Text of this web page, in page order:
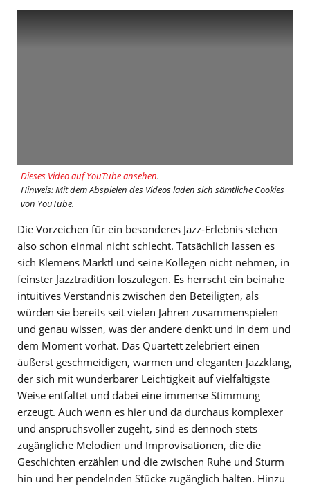
Dieses Video auf YouTube ansehen.
Hinweis: Mit dem Abspielen des Videos laden sich sämtliche Cookies
von YouTube.
Die Vorzeichen für ein besonderes Jazz-Erlebnis stehen
also schon einmal nicht schlecht. Tatsächlich lassen es
sich Klemens Marktl und seine Kollegen nicht nehmen, in
feinster Jazztradition loszulegen. Es herrscht ein beinahe
intuitives Verständnis zwischen den Beteiligten, als
würden sie bereits seit vielen Jahren zusammenspielen
und genau wissen, was der andere denkt und in dem und
dem Moment vorhat. Das Quartett zelebriert einen
äußerst geschmeidigen, warmen und eleganten Jazzklang,
der sich mit wunderbarer Leichtigkeit auf vielfältigste
Weise entfaltet und dabei eine immense Stimmung
erzeugt. Auch wenn es hier und da durchaus komplexer
und anspruchsvoller zugeht, sind es dennoch stets
zugängliche Melodien und Improvisationen, die die
Geschichten erzählen und die zwischen Ruhe und Sturm
hin und her pendelnden Stücke zugänglich halten. Hinzu